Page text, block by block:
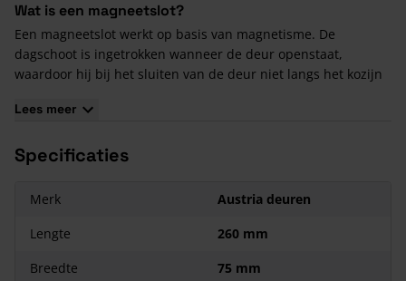
Wat is een magneetslot?
Een magneetslot werkt op basis van magnetisme. De
dagschoot is ingetrokken wanneer de deur openstaat,
waardoor hij bij het sluiten van de deur niet langs het kozijn
ervoor dat de dagschoot weer uitgetrokken wordt en de deur
niet achter de dagschoot haken.
Inclusief sluitplaat en magneetpot voor houten kozijn.
Lees meer
Specificaties
Merk
Austria deuren
Lengte
260 mm
Breedte
75 mm